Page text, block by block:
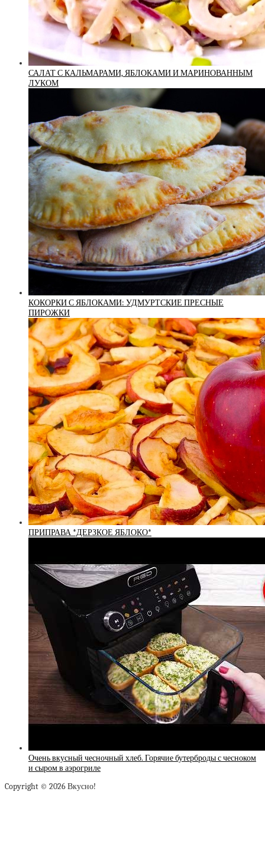
САЛАТ С КАЛЬМАРАМИ, ЯБЛОКАМИ И МАРИНОВАННЫМ
ЛУКОМ
КОКОРКИ С ЯБЛОКАМИ: УДМУРТСКИЕ ПРЕСНЫЕ
ПИРОЖКИ
ПРИПРАВА *ДЕРЗКОЕ ЯБЛОКО*
Очень вкусный чесночный хлеб. Горячие бутерброды с чесноком
и сыром в аэрогриле
Copyright © 2026 Вкусно!